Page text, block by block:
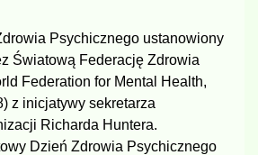
Psychicznego ustanowiony
Światową Federację Zdrowia
Federation for Mental Health,
z inicjatywy sekretarza
Richarda Huntera.
Dzień Zdrowia Psychicznego